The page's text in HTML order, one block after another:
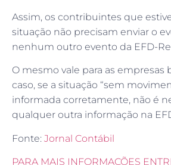
Assim, os contribuintes que
situação não precisam enviar o
nenhum outro evento da EFD-
O mesmo vale para as empresas
caso, se a situação “sem
informada corretamente, não é
qualquer outra informação na
Fonte: Jornal Contábil
PARA MAIS INFORMAÇÕES